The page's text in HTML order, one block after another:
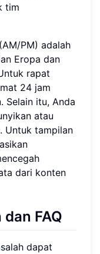
tim
PM) adalah
Eropa dan
rapat
24 jam
Selain itu, Anda
atau
Untuk tampilan
dari konten
FAQ
dapat